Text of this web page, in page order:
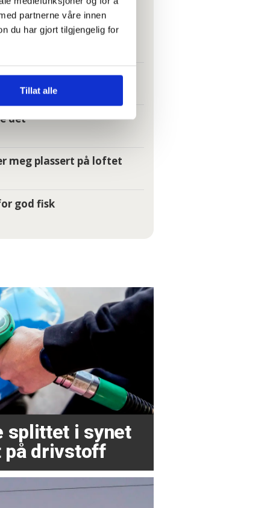
partnerne våre innen
du har gjort tilgjengelig for
Tillat alle
folk kan svelge det
det
meg plassert på loftet
god fisk
splittet i synet
på drivstoff